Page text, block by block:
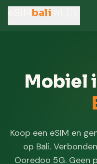
bali
Mobiel
Koop een eSIM en
op Bali.
Ooredoo 5G. Geen